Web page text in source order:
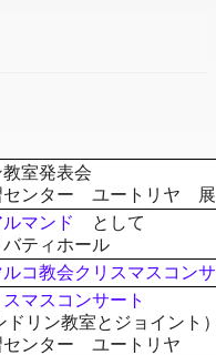
室発表会
センター ユートリヤ 展
マンド
として
ティホール
コ教会クリスマスコン
マスコンサート
ドリン教室とジョイント
センター ユートリヤ